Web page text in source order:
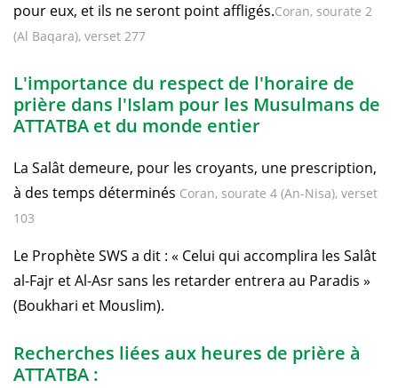
pour eux, et ils ne seront point affligés.Coran, sourate 2
(Al Baqara), verset 277
L'importance du respect de l'horaire de
prière dans l'Islam pour les Musulmans de
ATTATBA et du monde entier
La Salât demeure, pour les croyants, une prescription,
à des temps déterminés Coran, sourate 4 (An-Nisa), verset
103
Le Prophète SWS a dit : « Celui qui accomplira les Salât
al-Fajr et Al-Asr sans les retarder entrera au Paradis »
(Boukhari et Mouslim).
Recherches liées aux heures de prière à
ATTATBA :